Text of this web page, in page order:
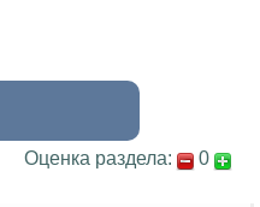
Оценка раздела: 0